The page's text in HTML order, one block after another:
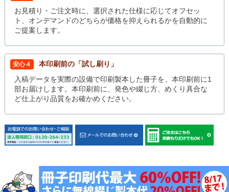
お見積り・ご注文時に、選択された仕様に応じてオフセッ
ト、オンデマンドのどちらが価格を抑えられるかを自動的に
ご提案します。
安心４
本印刷前の「試し刷り」
入稿データを実際の設備で印刷製本した冊子を、本印刷前に1
部お届けします。本印刷前に、発色や綴じ方、めくり具合な
ど仕上がり品質をお確かめください。